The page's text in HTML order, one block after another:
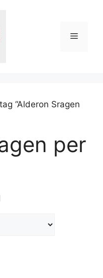
Menu
“Alderon Sragen
per